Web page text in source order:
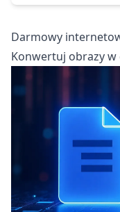
Darmowy
Konwertuj obrazy w